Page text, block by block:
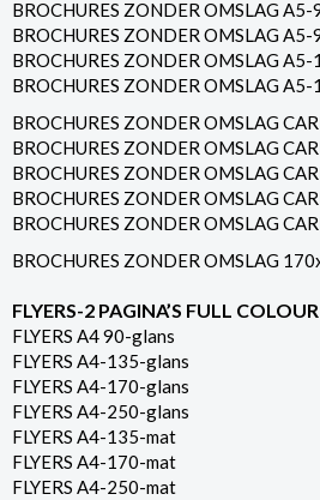
BROCHURES ZONDER OMSLAG
BROCHURES ZONDER OMSLAG
BROCHURES ZONDER OMSLAG
BROCHURES ZONDER OMSLAG
BROCHURES ZONDER OMSLAG
BROCHURES ZONDER OMSLAG
BROCHURES ZONDER OMSLAG
BROCHURES ZONDER OMSLAG
BROCHURES ZONDER OMSLAG
BROCHURES ZONDER OMSLAG
FLYERS-2 PAGINA’S FULL
FLYERS A4 90-glans
FLYERS A4-135-glans
FLYERS A4-170-glans
FLYERS A4-250-glans
FLYERS A4-135-mat
FLYERS A4-170-mat
FLYERS A4-250-mat